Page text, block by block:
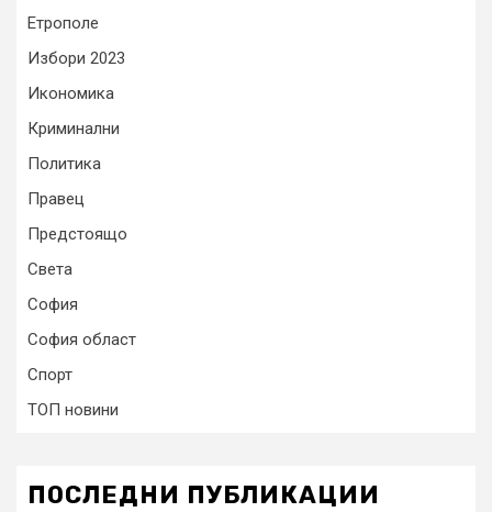
Етрополе
Избори 2023
Икономика
Криминални
Политика
Правец
Предстоящо
Света
София
София област
Спорт
ТОП новини
ПОСЛЕДНИ ПУБЛИКАЦИИ